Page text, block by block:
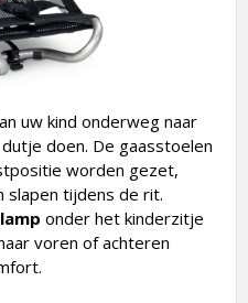
uw kind onderweg naar
doen. De gaasstoelen
worden gezet,
slapen tijdens de rit.
onder het kinderzitje
voren of achteren